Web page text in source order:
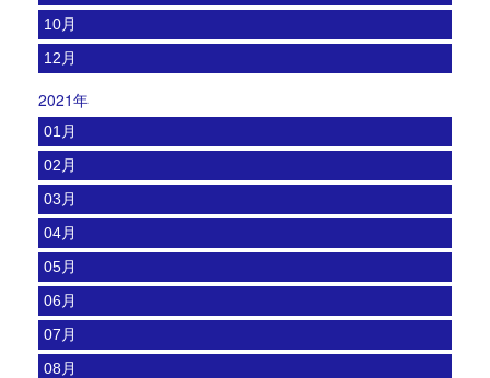
10月
12月
2021年
01月
02月
03月
04月
05月
06月
07月
08月